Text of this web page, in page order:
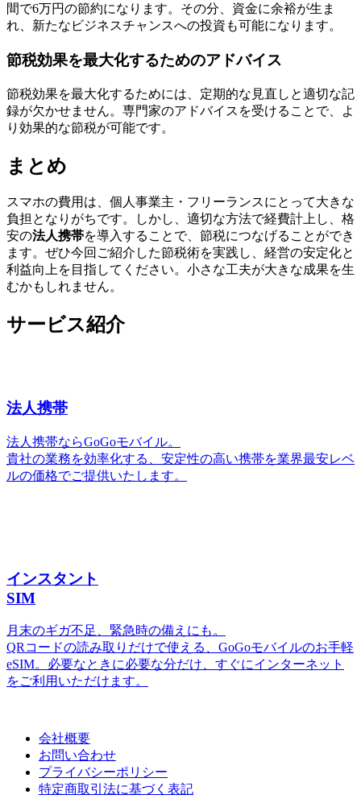
間で6万円の節約になります。その分、資金に余裕が生ま
れ、新たなビジネスチャンスへの投資も可能になります。
節税効果を最大化するためのアドバイス
節税効果を最大化するためには、定期的な見直しと適切な記
録が欠かせません。専門家のアドバイスを受けることで、よ
り効果的な節税が可能です。
まとめ
スマホの費用は、個人事業主・フリーランスにとって大きな
負担となりがちです。しかし、適切な方法で経費計上し、格
安の法人携帯を導入することで、節税につなげることができ
ます。ぜひ今回ご紹介した節税術を実践し、経営の安定化と
利益向上を目指してください。小さな工夫が大きな成果を生
むかもしれません。
サービス紹介
法人携帯
法人携帯ならGoGoモバイル。
貴社の業務を効率化する、安定性の高い携帯を業界最安レベ
ルの価格でご提供いたします。
インスタント
SIM
月末のギガ不足、緊急時の備えにも。
QRコードの読み取りだけで使える、GoGoモバイルのお手軽
eSIM。必要なときに必要な分だけ、すぐにインターネット
をご利用いただけます。
会社概要
お問い合わせ
プライバシーポリシー
特定商取引法に基づく表記